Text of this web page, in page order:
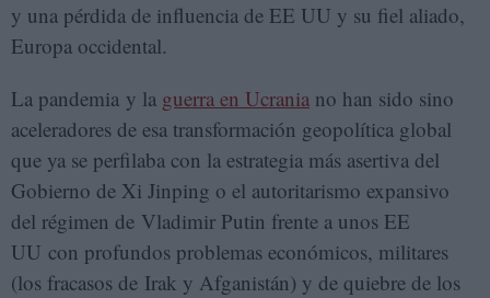
y una pérdida de influencia de EE UU y su fiel aliado,
Europa occidental.
La pandemia y la guerra en Ucrania no han sido sino
aceleradores de esa transformación geopolítica global
que ya se perfilaba con la estrategia más asertiva del
Gobierno de Xi Jinping o el autoritarismo expansivo
del régimen de Vladimir Putin frente a unos EE
UU con profundos problemas económicos, militares
(los fracasos de Irak y Afganistán) y de quiebre de los